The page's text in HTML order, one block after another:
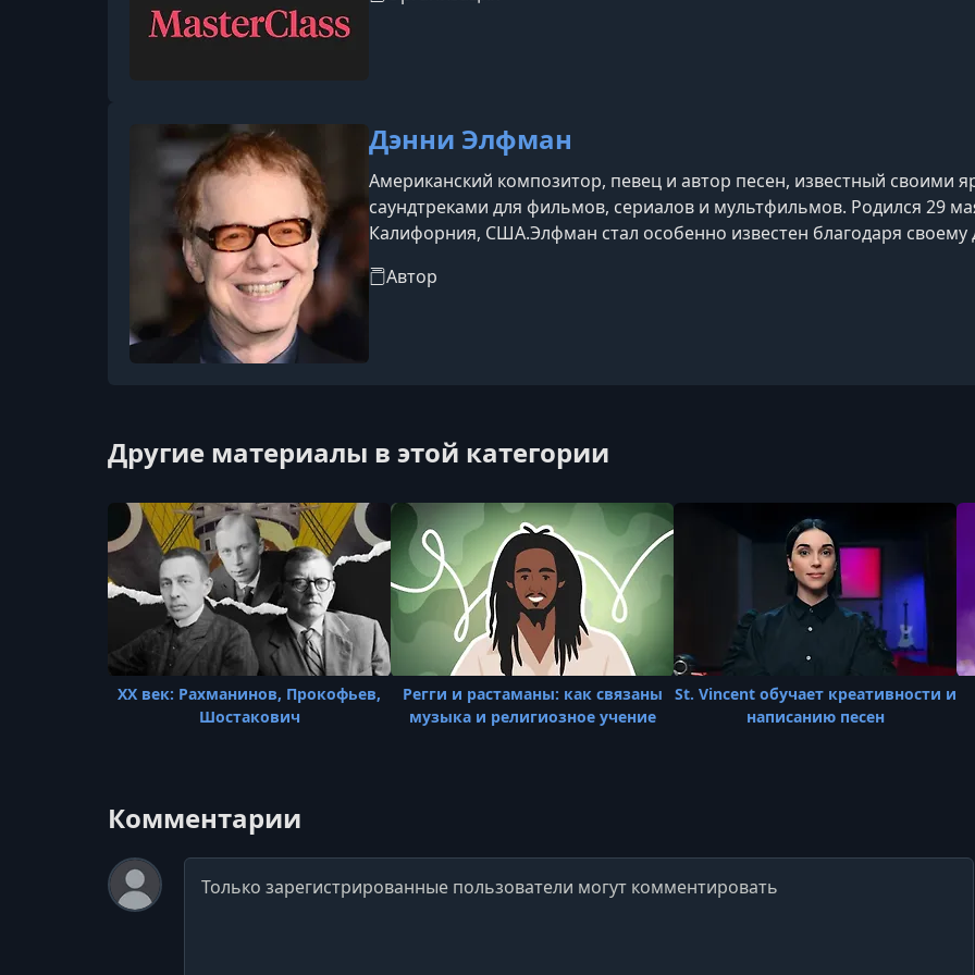
Дэнни Элфман
Американский композитор, певец и автор песен, известный
саундтреками для фильмов, сериалов и мультфильмов. Родился 29
Калифорния, США.Элфман стал особенно известен благодаря своему
ножницы»«Кошмар перед Рождеством»«Труп невесты»«Чарли и
Автор
Другие материалы в этой категории
XX век: Рахманинов, Прокофьев,
Шостакович
Регги и растаманы: как связаны
музыка и религиозное учение
St. Vincent обучает креативности и
написанию песен
Комментарии
Комментарий